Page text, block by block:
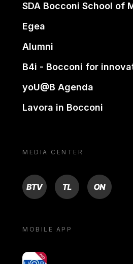
SDA Bocconi School of
Egea
Alumni
B4i - Bocconi for
yoU@B Agenda
Lavora in Bocconi
MEDIA CENTER
BTV TL ON
MOBILE APP
yoU@B